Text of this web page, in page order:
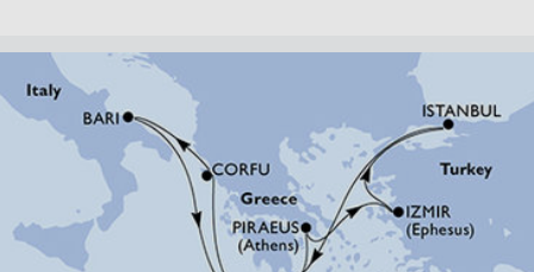
ZOBRAZIT DETAIL
09.01.2027 – 16.01.2027
10 140 KČ/OS.
ZOBRAZIT DETAIL
16.01.2027 – 23.01.2027
10 140 KČ/OS.
(419 €)
ZOBRAZIT DETAIL
23.01.2027 – 30.01.2027
9 660 KČ/OS.
(399 €)